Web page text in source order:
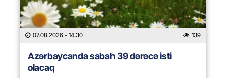
07.08.2026 - 14:30 139
Azərbaycanda sabah 39 dərəcə isti
olacaq